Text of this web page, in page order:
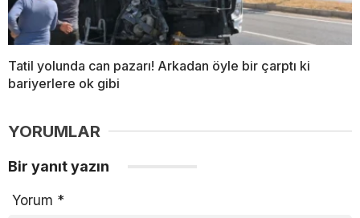
Tatil yolunda can pazarı! Arkadan öyle bir çarptı ki
bariyerlere ok gibi
YORUMLAR
Bir yanıt yazın
Yorum *